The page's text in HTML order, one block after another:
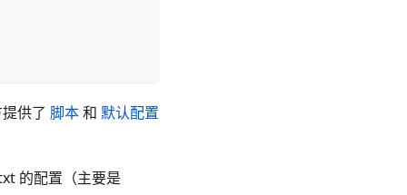
供了 脚本和 默认配置
的配置（主要是